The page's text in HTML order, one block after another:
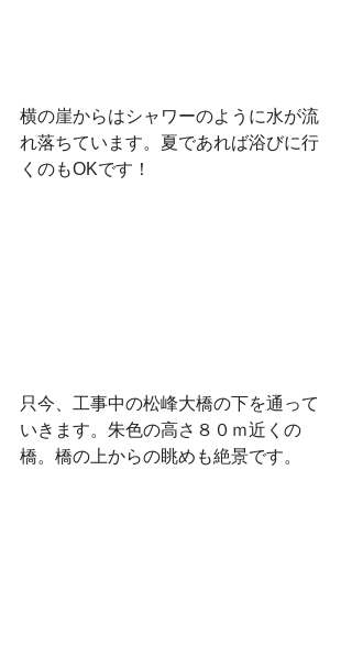
横の崖からはシャワーのように水が流
れ落ちています。夏であれば浴びに行
くのもOKです！
只今、工事中の松峰大橋の下を通って
いきます。朱色の高さ８０ｍ近くの
橋。橋の上からの眺めも絶景です。